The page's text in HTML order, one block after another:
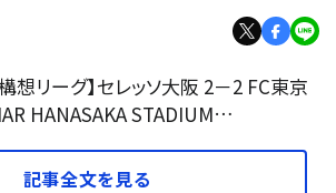
想リーグ】セレッソ大阪 2－2 FC東京
HANASAKA STADIUM…
記事全文を見る